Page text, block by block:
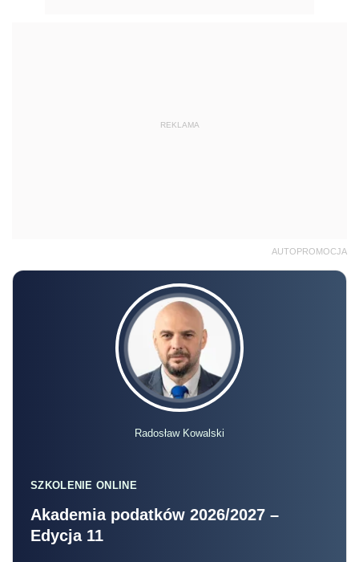
REKLAMA
AUTOPROMOCJA
Radosław Kowalski
SZKOLENIE ONLINE
Akademia podatków 2026/2027 –
Edycja 11